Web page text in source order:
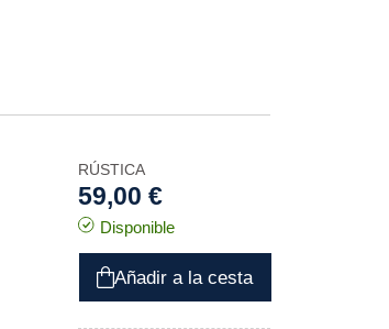
RÚSTICA
59,00 €
Disponible
Añadir a la cesta